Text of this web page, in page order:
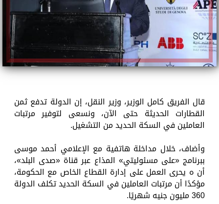
قال الفريق كامل الوزير، وزير النقل، إن الدولة تدفع ثمن
القطارات الحديثة حتى الآن، ونسعى لتوفير مرتبات
العاملين في السكة الحديد من التشغيل.
وأضاف، خلال مداخلة هاتفية مع الإعلامي أحمد موسى
ببرنامج «على مسئوليتي» المذاع عبر قناة «صدى البلد»،
أن ه يحرى العمل على إدارة القطاع الخاص مع الحكومة،
مؤكدًا أن مرتبات العاملين في السكة الحديد تكلف الدولة
360 مليون جنيه شهريًا.